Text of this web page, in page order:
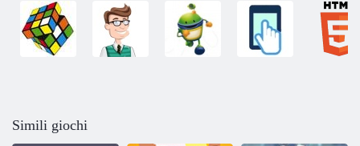
Simili giochi